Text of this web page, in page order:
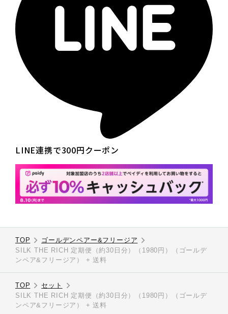
LINE連携で300円クーポン
TOP
ゴールデンペアー&フリージア
SILK THE RICH 定期便（約30日分）（1980円）（ゴールデ
ンペア&フリージア） + 送料
TOP
セット
SILK THE RICH 定期便（約30日分）（1980円）（ゴールデ
ンペア&フリージア） + 送料